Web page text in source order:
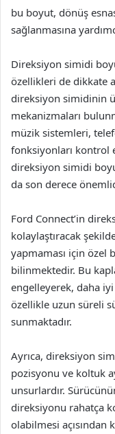
bu boyut, dönüş
sağlanmasına
Direksiyon simidi
özellikleri de dikkate
direksiyon simidinin
mekanizmaları
müzik sistemleri,
fonksiyonları kontrol
direksiyon simidi
da son derece
Ford Connect’in
kolaylaştıracak
yapmaması için özel
bilinmektedir. Bu
engelleyerek, daha
özellikle uzun süreli
sunmaktadır.
Ayrıca, direksiyon
pozisyonu ve koltuk
unsurlardır.
direksiyonu rahatça
olabilmesi açısından